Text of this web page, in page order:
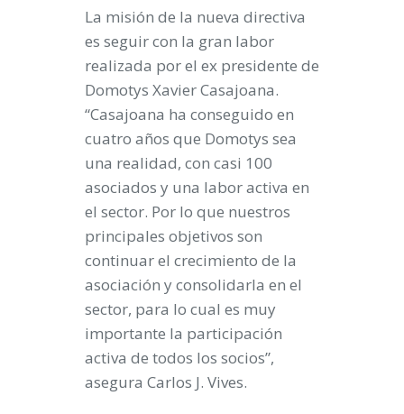
La misión de la nueva directiva
es seguir con la gran labor
realizada por el ex presidente de
Domotys Xavier Casajoana.
“Casajoana ha conseguido en
cuatro años que Domotys sea
una realidad, con casi 100
asociados y una labor activa en
el sector. Por lo que nuestros
principales objetivos son
continuar el crecimiento de la
asociación y consolidarla en el
sector, para lo cual es muy
importante la participación
activa de todos los socios”,
asegura Carlos J. Vives.